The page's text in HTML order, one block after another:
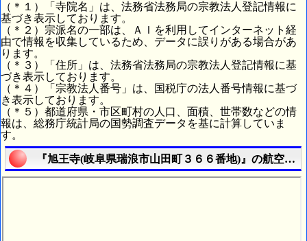
（＊１）「寺院名」は、法務省法務局の宗教法人登記情報に
基づき表示しております。
（＊２）宗派名の一部は、ＡＩを利用してインターネット経
由で情報を収集しているため、データに誤りがある場合があ
ります。
（＊３）「住所」は、法務省法務局の宗教法人登記情報に基
づき表示しております。
（＊４）「宗教法人番号」は、国税庁の法人番号情報に基づ
き表示しております。
（＊５）都道府県・市区町村の人口、面積、世帯数などの情
報は、総務庁統計局の国勢調査データを基に計算していま
す。
『旭王寺(岐阜県瑞浪市山田町３６６番地)』の航空写真